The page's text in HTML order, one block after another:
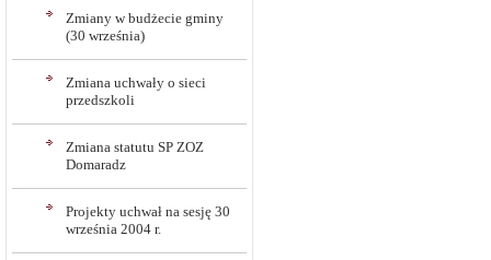
Zmiany w budżecie gminy
(30 września)
Zmiana uchwały o sieci
przedszkoli
Zmiana statutu SP ZOZ
Domaradz
Projekty uchwał na sesję 30
września 2004 r.